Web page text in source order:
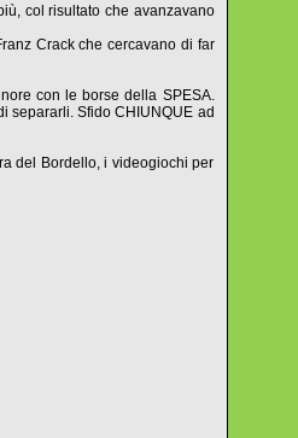
col risultato che avanzavano
Crack che cercavano di far
con le borse della SPESA.
separarli. Sfido CHIUNQUE ad
del Bordello, i videogiochi per